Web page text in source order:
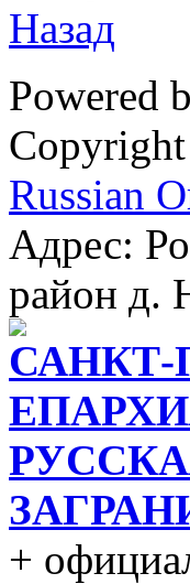
Назад
Powered
Russian
Адрес:
район д.
САНКТ-
+